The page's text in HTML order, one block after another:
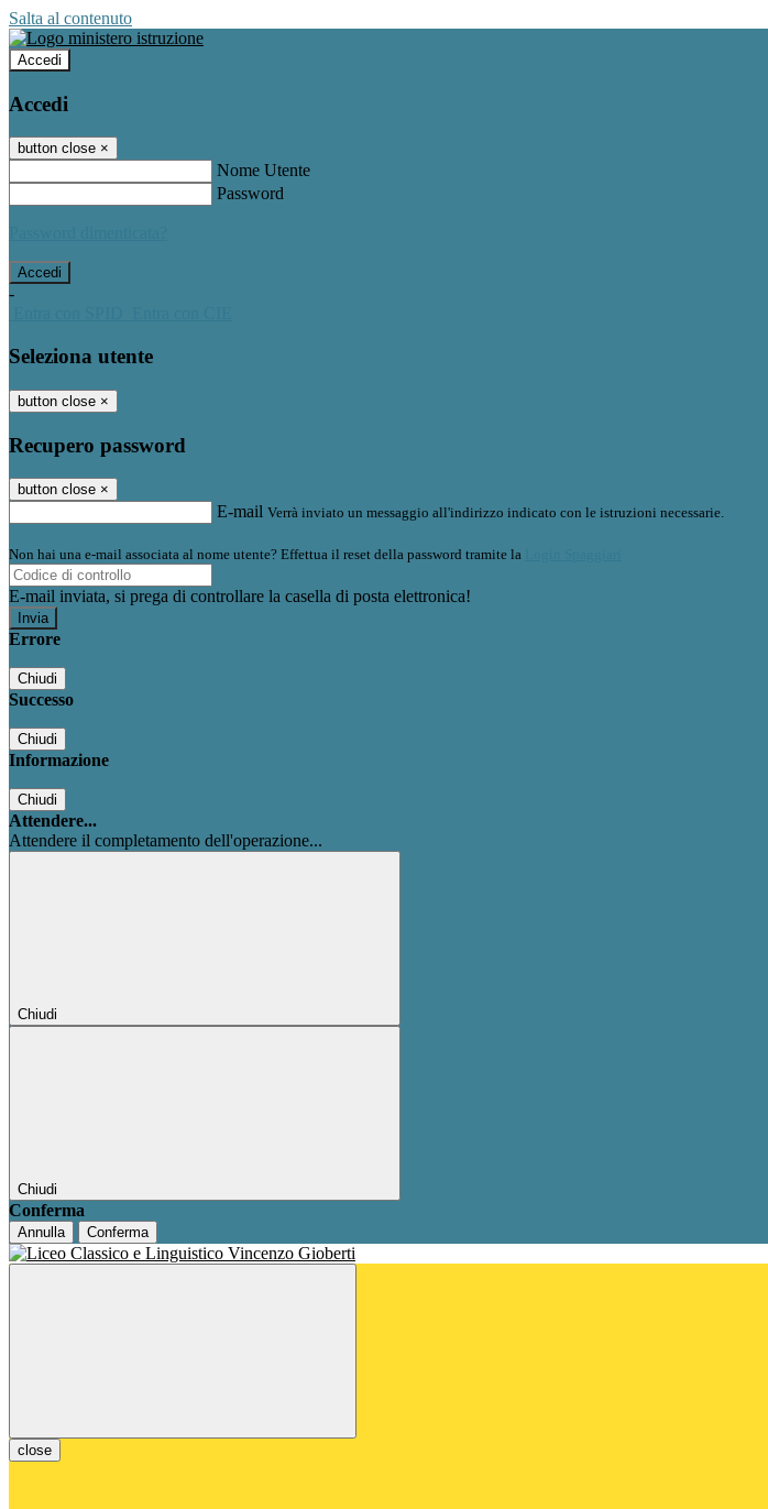
Salta al contenuto
Accedi
Accedi
button close ×
Nome Utente
Password
-
Seleziona utente
button close ×
Recupero password
button close ×
E-mail Verrà inviato un messaggio all'indirizzo indicato con le istruzioni necessarie.
Non hai una e-mail associata al nome utente? Effettua il reset della password tramite la
E-mail inviata, si prega di controllare la casella di posta elettronica!
Errore
Chiudi
Successo
Chiudi
Informazione
Chiudi
Attendere...
Attendere il completamento dell'operazione...
Chiudi
Chiudi
Conferma
Annulla Conferma
close